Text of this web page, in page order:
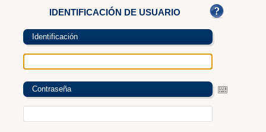
IDENTIFICACIÓN DE USUARIO
Identificación
Contraseña